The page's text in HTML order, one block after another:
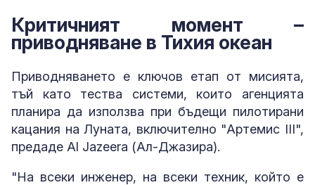
Критичният момент –
приводняване в Тихия океан
Приводняването е ключов етап от мисията,
тъй като тества системи, които агенцията
планира да използва при бъдещи пилотирани
кацания на Луната, включително "Артемис III",
предаде Al Jazeera (Ал-Джазира).
"На всеки инженер, на всеки техник, който е